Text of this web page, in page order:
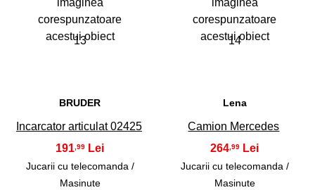
13
BRUDER
Incarcator articulat 02425
191 ,99
Jucarii cu telecomanda /
Masinute
14
Lena
Camion Mercedes
264 ,99
Jucarii cu telecomanda /
Masinute